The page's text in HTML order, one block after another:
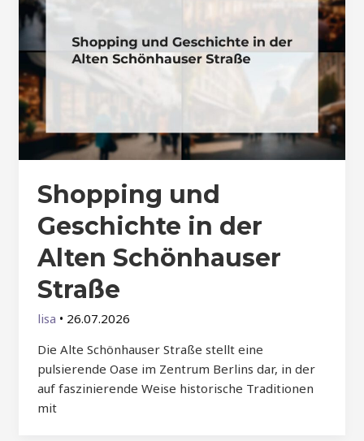
Shopping und
Geschichte in der
Alten Schönhauser
Straße
lisa • 26.07.2026
Die Alte Schönhauser Straße stellt eine
pulsierende Oase im Zentrum Berlins dar, in der
auf faszinierende Weise historische Traditionen
mit